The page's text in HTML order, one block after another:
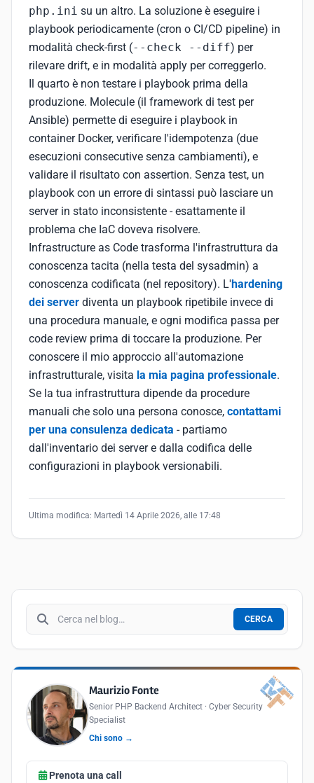
php.ini su un altro. La soluzione è eseguire i
playbook periodicamente (cron o CI/CD pipeline) in
modalità check-first (--check --diff) per
rilevare drift, e in modalità apply per correggerlo.
Il quarto è non testare i playbook prima della
produzione. Molecule (il framework di test per
Ansible) permette di eseguire i playbook in
container Docker, verificare l'idempotenza (due
esecuzioni consecutive senza cambiamenti), e
validare il risultato con assertion. Senza test, un
playbook con un errore di sintassi può lasciare un
server in stato inconsistente - esattamente il
problema che IaC doveva risolvere.
Infrastructure as Code trasforma l'infrastruttura da
conoscenza tacita (nella testa del sysadmin) a
conoscenza codificata (nel repository). L'hardening
dei server diventa un playbook ripetibile invece di
una procedura manuale, e ogni modifica passa per
code review prima di toccare la produzione. Per
conoscere il mio approccio all'automazione
infrastrutturale, visita la mia pagina professionale.
Se la tua infrastruttura dipende da procedure
manuali che solo una persona conosce, contattami
per una consulenza dedicata - partiamo
dall'inventario dei server e dalla codifica delle
configurazioni in playbook versionabili.
Ultima modifica: Martedì 14 Aprile 2026, alle 17:48
Cerca nel blog
CERCA
Maurizio Fonte
Senior PHP Backend Architect · Cyber Security
Specialist
Chi sono →
Prenota una call